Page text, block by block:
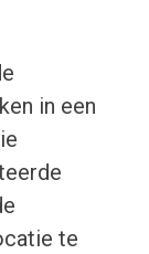
in een
te